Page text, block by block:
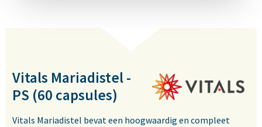
Vitals Mariadistel -
PS (60 capsules)
Vitals Mariadistel bevat een hoogwaardig en compleet